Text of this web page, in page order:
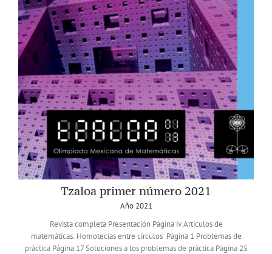
Tzaloa primer número 2021
Año 2021
Revista completa Presentación Página iv Artículos de
matemáticas: Homotecias entre círculos Página 1 Problemas de
práctica Página 17 Soluciones a los problemas de práctica Página 25